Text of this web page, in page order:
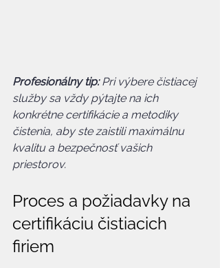
Profesionálny tip: Pri výbere čistiacej
služby sa vždy pýtajte na ich
konkrétne certifikácie a metodiky
čistenia, aby ste zaistili maximálnu
kvalitu a bezpečnosť vašich
priestorov.
Proces a požiadavky na
certifikáciu čistiacich
firiem